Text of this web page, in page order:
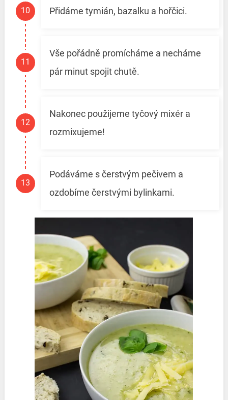
Přidáme tymián, bazalku a hořčici.
Vše pořádně promícháme a necháme
pár minut spojit chutě.
Nakonec použijeme tyčový mixér a
rozmixujeme!
Podáváme s čerstvým pečivem a
ozdobíme čerstvými bylinkami.